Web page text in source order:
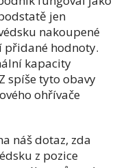
jen
nakoupené
přidané hodnoty.
kapacity
spíše tyto obavy
ohřívače
náš dotaz, zda
z pozice